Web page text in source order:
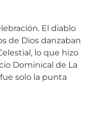
El diablo
de Dios danzaban
lo que hizo
Dominical de La
solo la punta